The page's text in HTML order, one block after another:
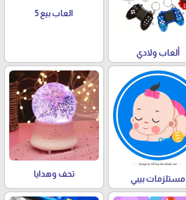
ألعاب ولادي
العاب بيع 5
مستلزمات بيبي
تحف وهدايا